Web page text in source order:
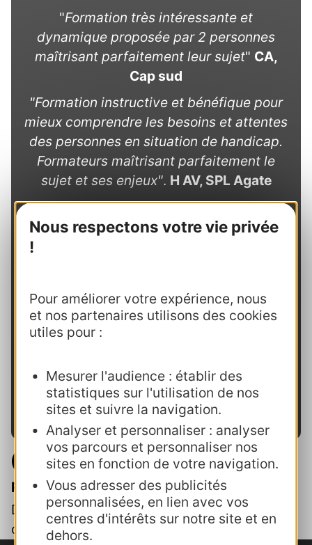
Nous respectons votre vie privée
!
Pour améliorer votre expérience, nous
et nos partenaires utilisons des cookies
utiles pour :
Mesurer l'audience : établir des
statistiques sur l'utilisation de nos
sites et suivre la navigation.
Analyser et personnaliser : analyser
vos parcours et personnaliser nos
sites en fonction de votre navigation.
Vous adresser des publicités
personnalisées, en lien avec vos
centres d'intérêts sur notre site et en
dehors.
"Formation très intéressante et
dynamique proposée par 2 personnes
maîtrisant parfaitement leur sujet" CA,
Cap sud
"Formation instructive et bénéfique pour
mieux comprendre les besoins et attentes
des personnes en situation de handicap.
Formateurs maîtrisant parfaitement le
sujet et ses enjeux". H AV, SPL Agate
"Formateurs concrètement concernés par
le sujet du handicap et très ouverts : des
atouts importants pour pouvoir parler de
FS, OT Gruissan
"Super formation, les formateurs comme
pas sermoneurs ! On se sent à l'aise, le
côté humain est au centre de leur
pédagogie" .FC, OT grand Orb
Télécharger et visualiser le
programme de formation
Désolé. Les inscriptions sont closes pour
cette formation.